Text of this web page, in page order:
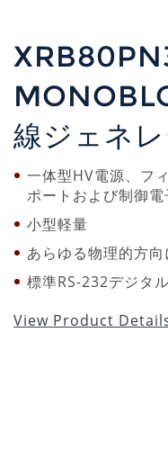
線ジェネ
一体型HV電源、フ
ポートおよび制御電
小型軽量
あらゆる物理的方
標準RS-232デジタ
View Product